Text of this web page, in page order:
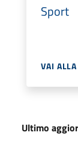
Sport
VAI
Ultimo